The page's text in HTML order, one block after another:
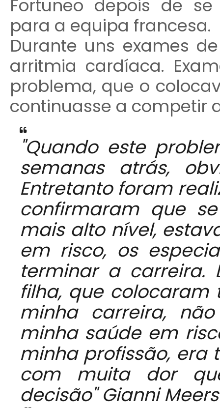
Fortuneo depois de
para a equipa francesa.
Durante uns exames
arritmia cardíaca.
problema, que o
continuasse a competir
"Quando este
semanas atrás,
Entretanto foram
confirmaram que
mais alto nível,
em risco, os
terminar a carreira.
filha, que
minha carreira,
minha saúde em
minha profissão, era
com muita dor
decisão"Gianni